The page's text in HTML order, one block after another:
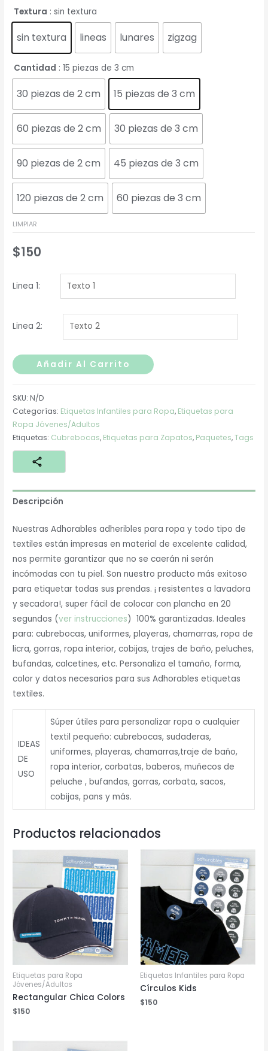
Textura : sin textura
sin textura lineas lunares zigzag
Cantidad : 15 piezas de 3 cm
30 piezas de 2 cm 15 piezas de 3 cm
60 piezas de 2 cm 30 piezas de 3 cm
90 piezas de 2 cm 45 piezas de 3 cm
120 piezas de 2 cm 60 piezas de 3 cm
LIMPIAR
$150
Linea 1:
Linea 2:
Estrellas
Colors
cantidad
Añadir Al Carrito
SKU:N/D
Categorías: Etiquetas Infantiles para Ropa, Etiquetas para
Ropa Jóvenes/Adultos
Etiquetas: Cubrebocas, Etiquetas para Zapatos, Paquetes,Tags
Descripción
Nuestras Adhorables adheribles para ropa y todo tipo de
textiles están impresas en material de excelente calidad,
nos permite garantizar que no se caerán ni serán
incómodas con tu piel. Son nuestro producto más exitoso
para etiquetar todas sus prendas. ¡ resistentes a lavadora
y secadora!, super fácil de colocar con plancha en 20
segundos (ver instrucciones) 100% garantizadas. Ideales
para: cubrebocas, uniformes, playeras, chamarras, ropa de
licra, gorras, ropa interior, cobijas, trajes de baño, peluches,
bufandas, calcetines, etc. Personaliza el tamaño, forma,
color y datos necesarios para sus Adhorables etiquetas
textiles.
IDEAS
DE
USO
Súper útiles para personalizar ropa o cualquier
textil pequeño: cubrebocas, sudaderas,
uniformes, playeras, chamarras,traje de baño,
ropa interior, corbatas, baberos, muñecos de
peluche , bufandas, gorras, corbata, sacos,
cobijas, pans y más.
Productos relacionados
Etiquetas para Ropa
Jóvenes/Adultos
Rectangular Chica Colors
$150
Etiquetas Infantiles para Ropa
Círculos Kids
$150